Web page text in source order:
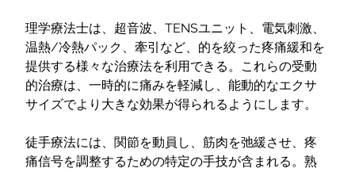
理学療法士は、超音波、TENSユニット、電気刺激、
温熱/冷熱パック、牽引など、的を絞った疼痛緩和を
提供する様々な治療法を利用できる。これらの受動
的治療は、一時的に痛みを軽減し、能動的なエクサ
サイズでより大きな効果が得られるようにします。
徒手療法には、関節を動員し、筋肉を弛緩させ、疼
痛信号を調整するための特定の手技が含まれる。熟